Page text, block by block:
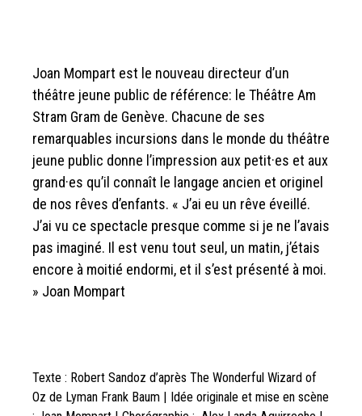
Joan Mompart est le nouveau directeur d’un
théâtre jeune public de référence: le Théâtre Am
Stram Gram de Genève. Chacune de ses
remarquables incursions dans le monde du théâtre
jeune public donne l’impression aux petit·es et aux
grand·es qu’il connaît le langage ancien et originel
de nos rêves d’enfants. « J’ai eu un rêve éveillé.
J’ai vu ce spectacle presque comme si je ne l’avais
pas imaginé. Il est venu tout seul, un matin, j’étais
encore à moitié endormi, et il s’est présenté à moi.
» Joan Mompart
Texte : Robert Sandoz d’après The Wonderful Wizard of
Oz de Lyman Frank Baum | Idée originale et mise en scène